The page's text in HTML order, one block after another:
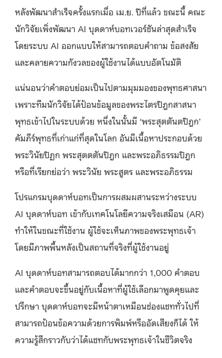
หลังพัฒนาสำเร็จครั้งแรกเมื่อ เม.ย. ปีที่แล้ว ขณะนี้ คณะ
นักวิจัยเพิ่งพัฒนา AI บุดดาห์บอทเวอร์ชันล่าสุดสำเร็จ
โดยระบบ AI ออกแบบให้สามารถตอบคำถาม ข้อสงสัย
และคลายความกังวลของผู้ใช้งานได้แบบอัตโนมัติ
แน่นอนว่าคำตอบย่อมเป็นไปตามมุมมองของพุทธศาสนา
เพราะทีมนักวิจัยได้ป้อนข้อมูลของพระไตรปิฎกสาสนา
พุทธเข้าไปในระบบด้วย หนึ่งในนั้นมี ‘พระสุตตันตปิฎก’
คัมภีร์พุทธที่เก่าแก่ที่สุดในโลก อันมีเนื้อหาประกอบด้วย
พระวินัยปิฏก พระสุตตตันปิฎก และพระอภิธรรมปิฎก
หรือที่เรียกย่อว่า พระวินัย พระสูตร และพระอภิธรรม
โปรแกรมบุดดาห์บอทเป็นการผสมผสานระหว่างระบบ
AI บุดดาห์บอท เข้ากับเทคโนโลยีความจริงเสมือน (AR)
ทำให้ในขณะที่ใช้งาน ผู้ใช้จะเห็นภาพของพระพุทธเจ้า
โดยมีภาพพื้นหลังเป็นสถานที่จริงที่ผู้ใช้งานอยู่
AI บุดดาห์บอทสามารถตอบได้มากกว่า 1,000 คำตอบ
และคำตอบจะขึ้นอยู่กับเนื้อหาที่ผู้ใช้เลือกมาพูดคุยและ
ปรึกษา บุดดาห์บอทจะมีหน้าตาเหมือนช่องแชททั่วไปที่
สามารถป้อนข้อความด้วยการพิมพ์หรืออัดเสียงก็ได้ ให้
ความรู้สึกราวกับว่าได้แชทกับพระพุทธเจ้าในชีวิตจริง